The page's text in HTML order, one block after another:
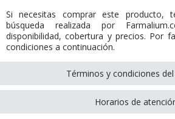
Si necesitas comprar este producto,
búsqueda realizada por
disponibilidad, cobertura y precios. Por
condiciones a continuación.
Términos y condiciones
Horarios de